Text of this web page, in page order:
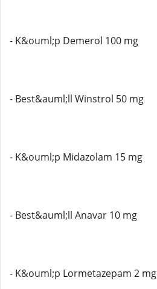
- K&ouml;p Demerol 100 mg
- Best&auml;ll Winstrol 50 mg
- K&ouml;p Midazolam 15 mg
- Best&auml;ll Anavar 10 mg
- K&ouml;p Lormetazepam 2 mg